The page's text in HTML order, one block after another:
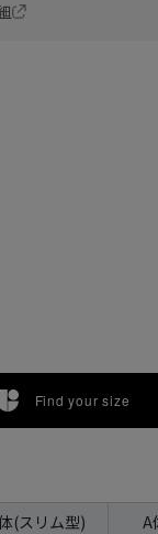
Find your size
(スリム型) A